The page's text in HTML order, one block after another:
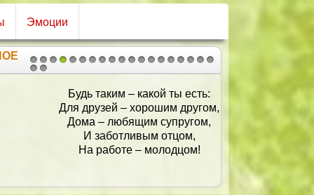
Эмоции
1 2
2021
Будь таким – какой ты есть:
друзей – хорошим другом,
Дома – любящим супругом,
И заботливым отцом,
Hа работе – молодцом!